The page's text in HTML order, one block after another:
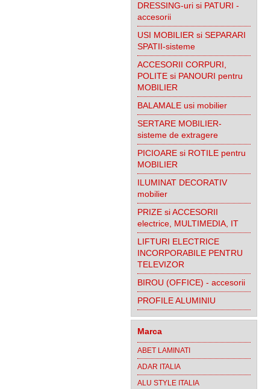
DRESSING-uri si PATURI -
accesorii
USI MOBILIER si SEPARARI
SPATII-sisteme
ACCESORII CORPURI,
POLITE si PANOURI pentru
MOBILIER
BALAMALE usi mobilier
SERTARE MOBILIER-
sisteme de extragere
PICIOARE si ROTILE pentru
MOBILIER
ILUMINAT DECORATIV
mobilier
PRIZE si ACCESORII
electrice, MULTIMEDIA, IT
LIFTURI ELECTRICE
INCORPORABILE PENTRU
TELEVIZOR
BIROU (OFFICE) - accesorii
PROFILE ALUMINIU
Marca
ABET LAMINATI
ADAR ITALIA
ALU STYLE ITALIA